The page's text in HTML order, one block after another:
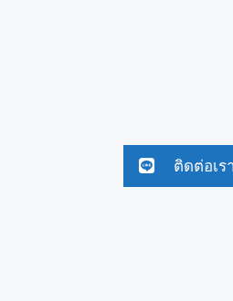
ติดต่อเร